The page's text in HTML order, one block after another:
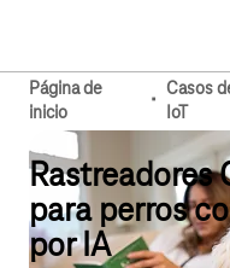
Página de
inicio
· Casos
IoT
Rastreadores
para perros
por IA